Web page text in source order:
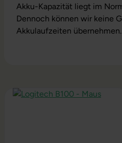
Akku-Kapazität liegt im
Dennoch können wir keine
Akkulaufzeiten übernehmen.
Produktgalerie überspringen